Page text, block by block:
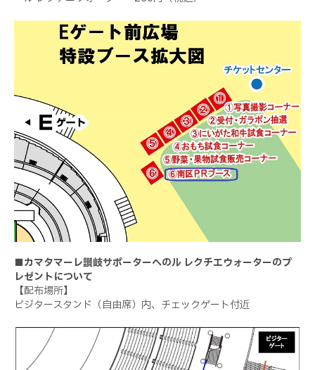
■カマタマーレ讃岐サポーターへのル レクチエウォーターのプ
レゼントについて
【配布場所】
ビジタースタンド（自由席）内、チェックゲート付近